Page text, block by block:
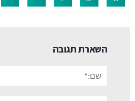
השארת תגובה